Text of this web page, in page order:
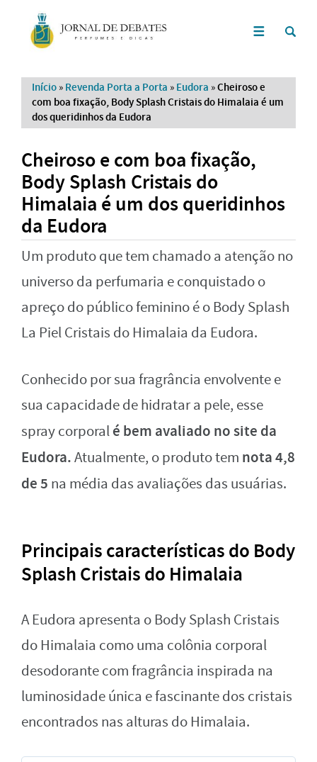
Início » Revenda Porta a Porta » Eudora »Cheiroso e
com boa fixação, Body Splash Cristais do Himalaia é um
dos queridinhos da Eudora
Cheiroso e com boa fixação,
Body Splash Cristais do
Himalaia é um dos queridinhos
da Eudora
Um produto que tem chamado a atenção no
universo da perfumaria e conquistado o
apreço do público feminino é o Body Splash
La Piel Cristais do Himalaia da Eudora.
Conhecido por sua fragrância envolvente e
sua capacidade de hidratar a pele, esse
spray corporalé bem avaliado no site da
Eudora.Atualmente, o produto tem nota 4,8
de 5 na média das avaliações das usuárias.
Principais características do Body
Splash Cristais do Himalaia
A Eudora apresenta o Body Splash Cristais
do Himalaia como uma colônia corporal
desodorante com fragrância inspirada na
luminosidade única e fascinante dos cristais
encontrados nas alturas do Himalaia.